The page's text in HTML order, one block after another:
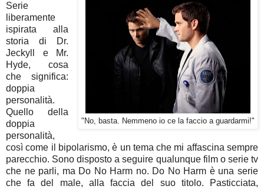
"No, basta. Nemmeno io ce la faccio a guardarmi!"
Serie
liberamente
ispirata alla
storia di Dr.
Jeckyll e Mr.
Hyde, cosa
che significa:
doppia
personalità.
Quello della
doppia
personalità,
così come il bipolarismo, è un tema che mi affascina sempre
parecchio. Sono disposto a seguire qualunque film o serie tv
che ne parli, ma Do No Harm no. Do No Harm è una serie
che fa del male, alla faccia del suo titolo. Pasticciata,